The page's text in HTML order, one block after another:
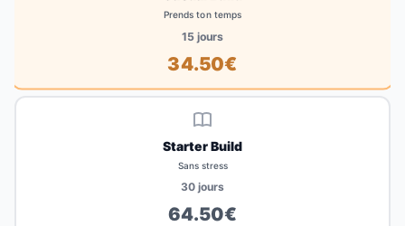
Prends ton temps
15jours
34.50€
Starter Build
Sans stress
30 jours
64.50€